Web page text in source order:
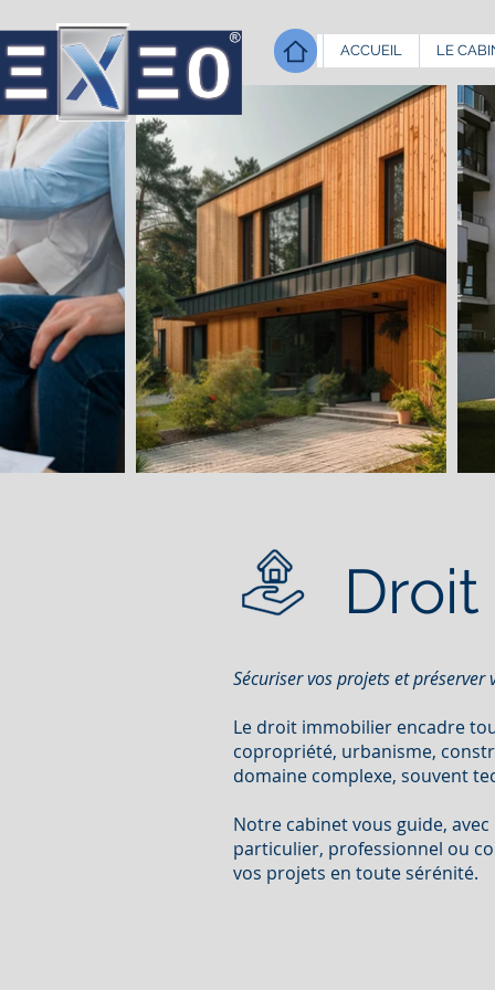
ACCUEIL LE
Sécuriser vos projets et préserver
Le droit immobilier encadre
copropriété, urbanisme,
domaine complexe, souvent
Notre cabinet vous guide,
particulier, professionnel ou
vos projets en toute sérénité.